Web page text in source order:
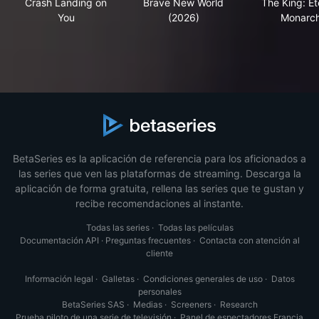
Crash Landing on
You
Brave New World
(2026)
The King:
BetaSeries es la aplicación de referencia para los aficionados a
las series que ven las plataformas de streaming. Descarga la
aplicación de forma gratuita, rellena las series que te gustan y
recibe recomendaciones al instante.
Todas las series· Todas las películas
Documentación API · Preguntas frecuentes· Contacta con atención al
cliente
Información legal · Galletas· Condiciones generales de uso· Datos
personales
BetaSeries SAS · Medias· Screeners· Research
Prueba piloto de una serie de televisión · Panel de espectadores Francia